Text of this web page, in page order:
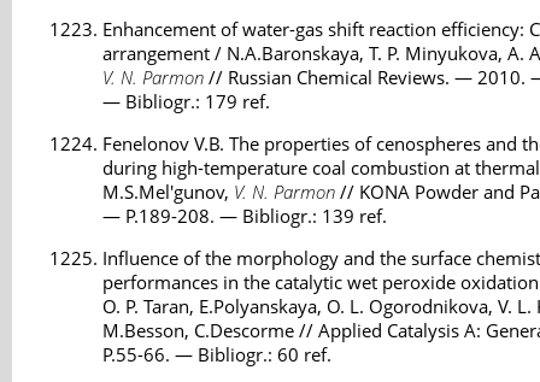
Enhancement of water-gas shift reaction efficiency:
arrangement / N.A.Baronskaya, T. P. Minyukova, A.
V. N. Parmon // Russian Chemical Reviews. —
— Bibliogr.: 179 ref.
Fenelonov V.B. The properties of cenospheres and
during high-temperature coal combustion at
M.S.Mel'gunov, V. N. Parmon // KONA Powder and
— P.189-208. — Bibliogr.: 139 ref.
Influence of the morphology and the surface
performances in the catalytic wet peroxide
O. P. Taran, E.Polyanskaya, O. L. Ogorodnikova, V.
M.Besson, C.Descorme // Applied Catalysis A:
P.55-66. — Bibliogr.: 60 ref.